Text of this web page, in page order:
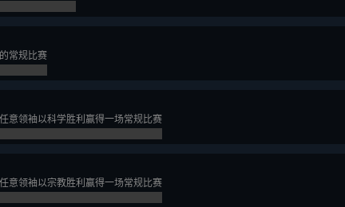
常规比赛
意领袖以科学胜利赢得一场常规比赛
意领袖以宗教胜利赢得一场常规比赛